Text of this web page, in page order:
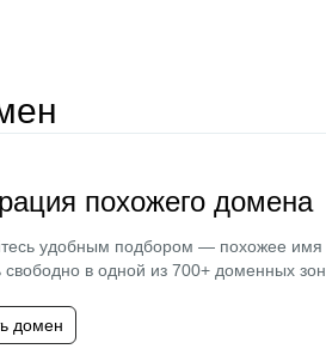
похожего домена
удобным подбором — похожее имя
в одной из 700+ доменных зон.
домен